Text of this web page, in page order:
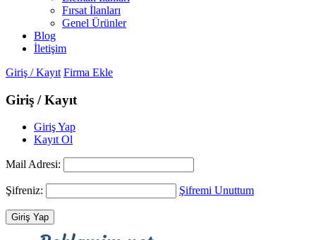
Fırsat İlanları
Genel Ürünler
Blog
İletişim
Giriş / Kayıt Firma Ekle
Giriş / Kayıt
Giriş Yap
Kayıt Ol
Mail Adresi:
Şifreniz: Şifremi Unuttum